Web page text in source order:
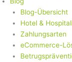
Blog-Übersicht
Hotel &
Zahlungsarten
eCommerce-